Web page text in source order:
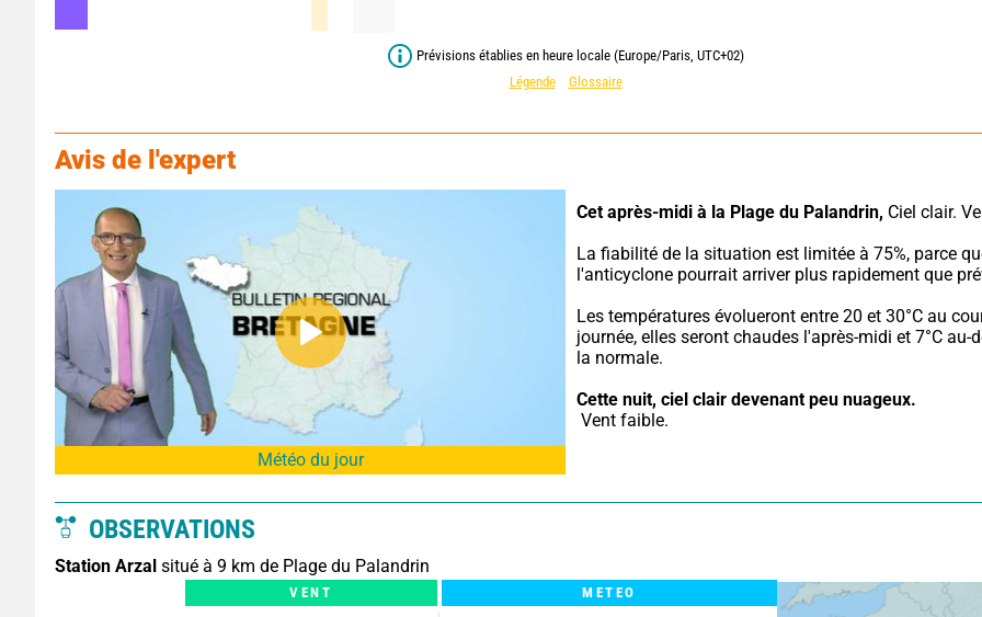
Prévisions établies en heure locale (Europe/Paris, UTC+02)
Légende
Glossaire
Avis de l'expert
Météo du jour
Cet après-midi à la Plage du Palandrin, Ciel clair.
La fiabilité de la situation est limitée à 75%, parce
l'anticyclone pourrait arriver plus rapidement que
Les températures évolueront entre 20 et 30°C au
journée, elles seront chaudes l'après-midi et 7°C au-
la normale.
Cette nuit, ciel clair devenant peu nuageux.
Vent faible.
OBSERVATIONS
Station Arzal situé à 9 km de Plage du Palandrin
VENT METEO